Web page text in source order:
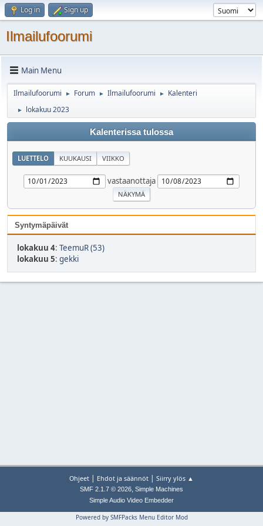
Log in Sign up
Ilmailufoorumi
Main Menu
Ilmailufoorumi ► Forum ► Ilmailufoorumi ► Kalenteri
► lokakuu 2023
Kalenterissa tulossa
LUETTELO KUUKAUSI VIIKKO
vastaanottaja
Syntymäpäivät
lokakuu 4: TeemuR (53)
lokakuu 5: gekki
Ohjeet | Ehdot ja säännöt | Siirry ylös ▲
SMF 2.1.7 © 2026, Simple Machines
Simple Audio Video Embedder
Powered by SMFPacks Menu Editor Mod